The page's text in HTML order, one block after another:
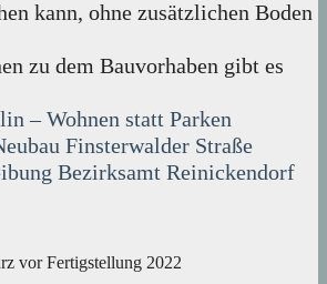
kann, ohne zusätzlichen Boden
zu dem Bauvorhaben gibt es
– Wohnen statt Parken
Finsterwalder Straße
Bezirksamt Reinickendorf
vor Fertigstellung 2022